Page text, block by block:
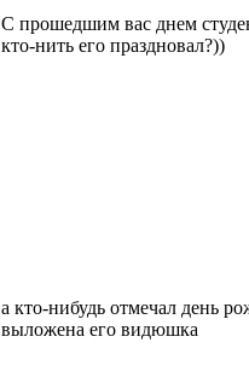
С прошедшим вас днем
кто-нить его праздновал?))
а кто-нибудь отмечал день
выложена его видюшка